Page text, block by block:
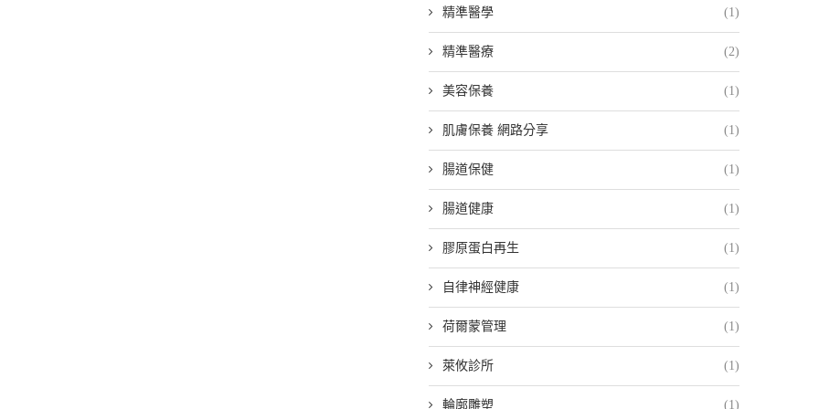
精準醫學 (1)
精準醫療 (2)
美容保養 (1)
肌膚保養 網路分享 (1)
腸道保健 (1)
腸道健康 (1)
膠原蛋白再生 (1)
自律神經健康 (1)
荷爾蒙管理 (1)
萊攸診所 (1)
輪廓雕塑 (1)